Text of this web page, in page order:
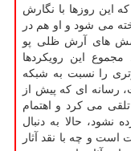
كه این روزها با نگارش
می شود و او هم در
های آرش ظلی پو
مجموع این رویكردها
را نسبت به شبكه
رسانه ای كه پیش از
می كرد و اهتمام
حالا به دنبال
است و چه با نقد آثار